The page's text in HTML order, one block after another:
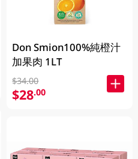
Don Smion100%純橙汁
加果肉 1LT
$34.00
$28.00